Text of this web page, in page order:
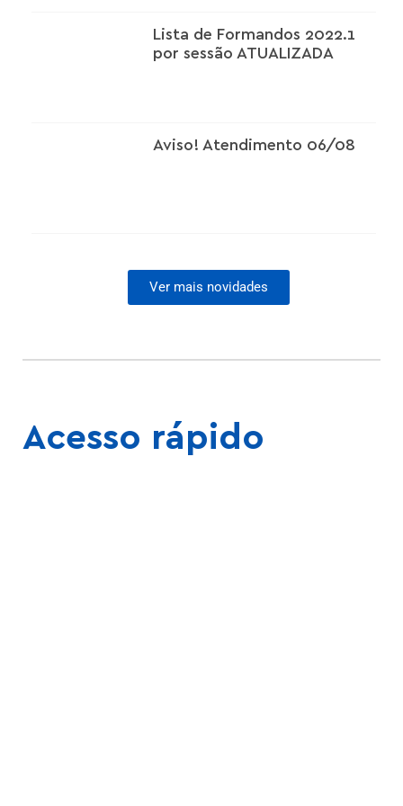
Lista de Formandos 2022.1
por sessão ATUALIZADA
Aviso! Atendimento 06/08
Ver mais novidades
Acesso rápido